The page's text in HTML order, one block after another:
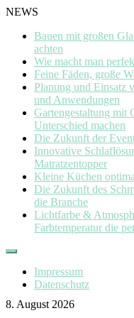
NEWS
Bauen mit großen
achten
Wie macht man
Feine Fäden, große
Planung und Einsatz
und Anwendungen
Gartengestaltung mit
Unterschied machen
Die Zukunft der
Innovative
Matratzentopper
Kleine Küchen
Die Zukunft des
die Branche
Lichtfarbe &
Farbtemperatur die
Skip
contentImpressum
Datenschutz
8. August 2026